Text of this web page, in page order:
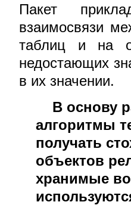
Пакет
взаимосвязи
таблиц и на
недостающих
в их значении.
В основу
алгоритмы
получать
объектов
хранимые